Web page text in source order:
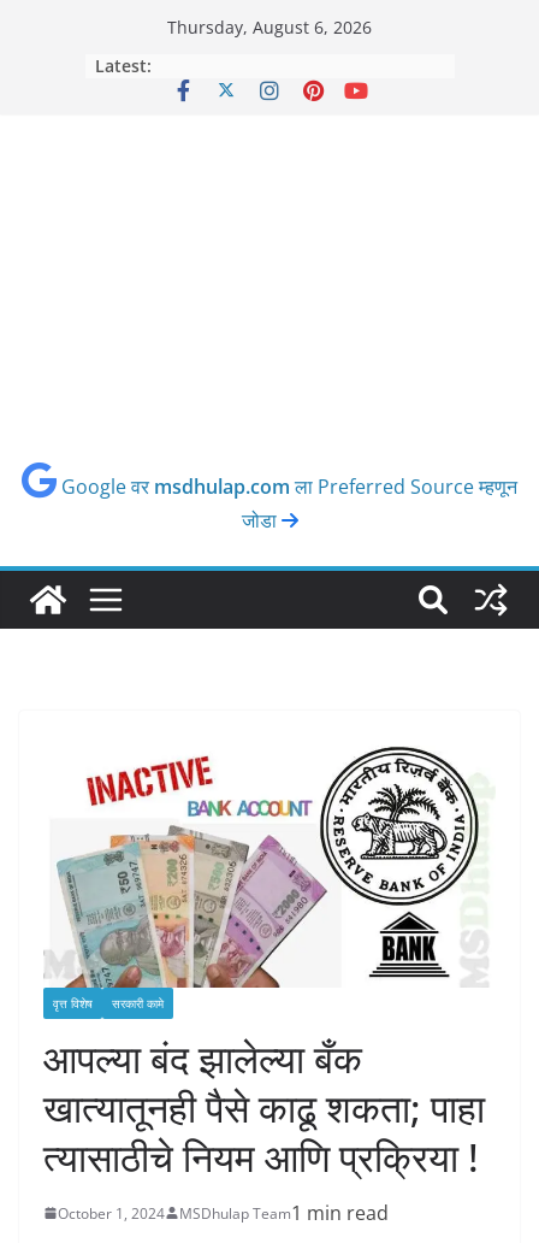
Thursday, August 6, 2026
Latest:
Google वर msdhulap.comला Preferred Source म्हणून
जोडा
वृत्त विशेष सरकारी कामे
आपल्या बंद झालेल्या बँक
खात्यातूनही पैसे काढू शकता; पाहा
त्यासाठीचे नियम आणि प्रक्रिया !
October 1, 2024 MSDhulap Team1 min read